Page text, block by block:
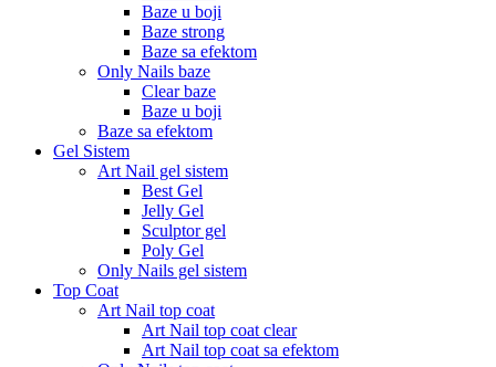
Baze u boji
Baze strong
Baze sa efektom
Only Nails baze
Clear baze
Baze u boji
Baze sa efektom
Gel Sistem
Art Nail gel sistem
Best Gel
Jelly Gel
Sculptor gel
Poly Gel
Only Nails gel sistem
Top Coat
Art Nail top coat
Art Nail top coat clear
Art Nail top coat sa efektom